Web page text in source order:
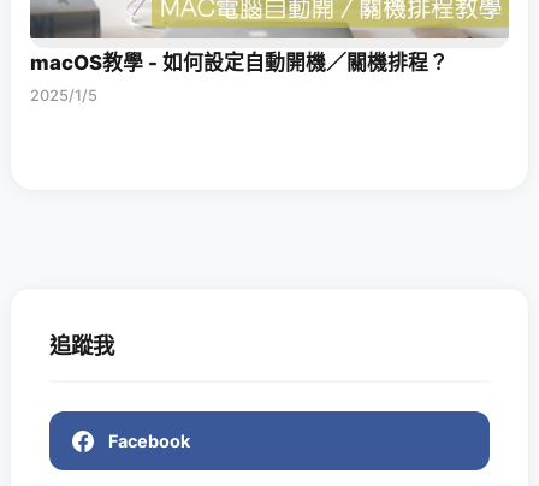
macOS教學 - 如何設定自動開機／關機排程？
2025/1/5
追蹤我
Facebook